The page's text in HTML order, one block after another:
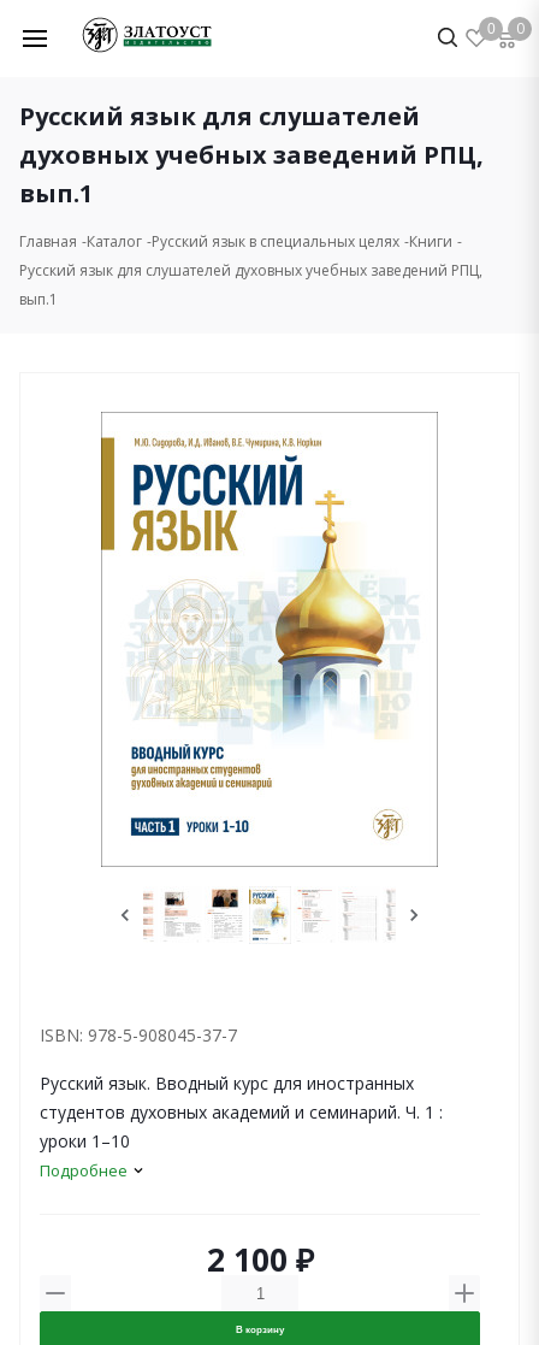
0 0
Русский язык для слушателей
духовных учебных заведений РПЦ,
вып.1
Главная Каталог Русский язык в специальных целях Книги
Русский язык для слушателей духовных учебных заведений РПЦ,
вып.1
ISBN: 978-5-908045-37-7
Русский язык. Вводный курс для иностранных
студентов духовных академий и семинарий. Ч. 1 :
уроки 1–10
Подробнее
2 100 ₽
В корзину